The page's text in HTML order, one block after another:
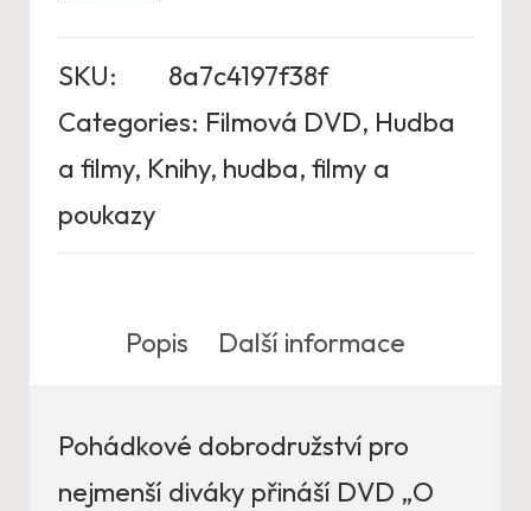
SKU:
8a7c4197f38f
Categories: Filmová DVD, Hudba
a filmy, Knihy, hudba, filmy a
poukazy
Popis Další informace
Pohádkové dobrodružství pro
nejmenší diváky přináší DVD „O